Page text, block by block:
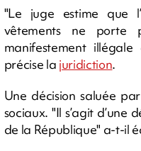
"Le juge estime que
vêtements ne
manifestement
précise la juridiction.
Une décision saluée
sociaux. "Il s’agit d’une
de la République" a-t-il